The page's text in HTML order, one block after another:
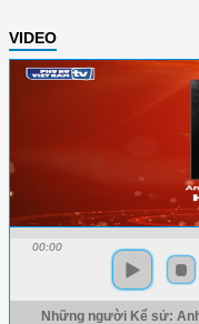
VIDEO
00:00
Những người Kể sử: